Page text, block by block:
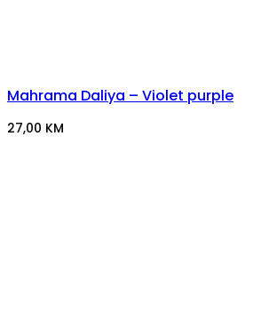
Mahrama Daliya – Violet purple
27,00 KM